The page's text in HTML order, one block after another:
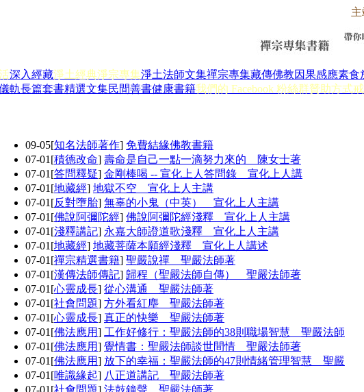
主
深入經藏淨土經典淨宗專集淨土法師文集禪宗專集藏傳佛教因果感應素食
軌長篇套書精選文集民間善書健康書籍我們的 Facebook 粉絲群贊助方式
09-05[知名法師著作] 免費結緣佛教書籍
07-01 [積德改命] 壽命是自己一點一滴努力來的 陳女士著
07-01 [答問釋疑] 金剛棒喝 -- 宣化上人答問錄 宣化上人講
07-01 [地藏經] 地獄不空 宣化上人主講
07-01 [反對墮胎] 無辜的小鬼（中英） 宣化上人主講
07-01 [佛說阿彌陀經] 佛說阿彌陀經淺釋 宣化上人主講
07-01 [淺釋講記] 永嘉大師證道歌淺釋 宣化上人主講
07-01 [地藏經] 地藏菩薩本願經淺釋 宣化上人講述
07-01 [禪宗精選書籍] 聖嚴說禪 聖嚴法師著
07-01 [漢傳法師傳記] 歸程（聖嚴法師自傳） 聖嚴法師著
07-01 [心靈成長] 從心溝通 聖嚴法師著
07-01 [社會問題] 方外看紅塵 聖嚴法師著
07-01 [心靈成長] 真正的快樂 聖嚴法師著
07-01 [佛法應用] 工作好修行：聖嚴法師的38則職場智慧 聖嚴法師
07-01 [佛法應用] 覺情書：聖嚴法師談世間情 聖嚴法師著
07-01 [佛法應用] 放下的幸福：聖嚴法師的47則情緒管理智慧 聖嚴
07-01 [唯識緣起] 八正道講記 聖嚴法師著
07-01 [社會問題] 法鼓鐘聲 聖嚴法師著